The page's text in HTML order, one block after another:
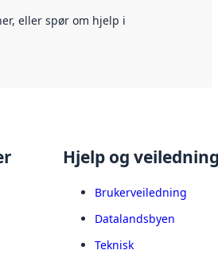
eller spør om hjelp i
Hjelp og
Brukerveiledning
Datalandsbyen
Teknisk